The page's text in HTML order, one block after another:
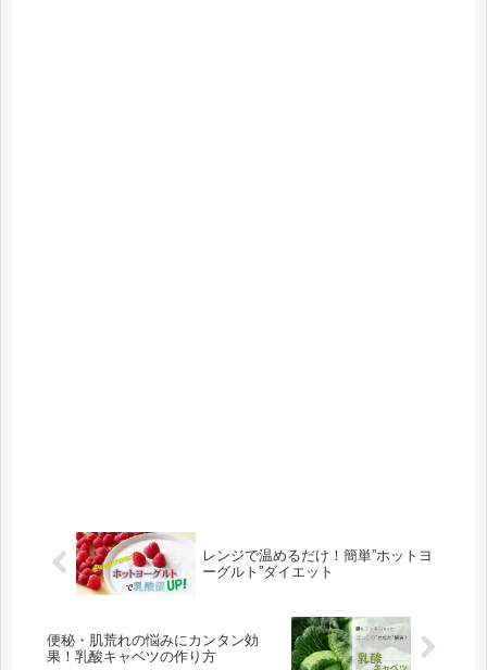
レンジで温めるだけ！簡単”ホットヨ
ーグルト”ダイエット
便秘・肌荒れの悩みにカンタン効
果！乳酸キャベツの作り方